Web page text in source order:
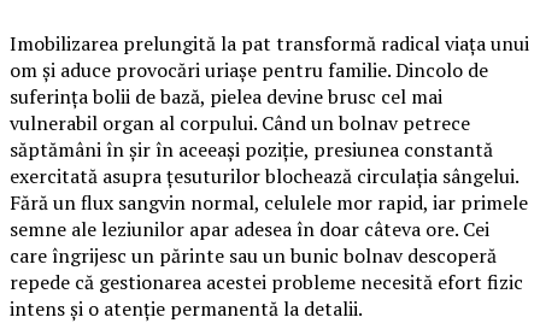
Imobilizarea prelungită la pat transformă radical viața unui
om și aduce provocări uriașe pentru familie. Dincolo de
suferința bolii de bază, pielea devine brusc cel mai
vulnerabil organ al corpului. Când un bolnav petrece
săptămâni în șir în aceeași poziție, presiunea constantă
exercitată asupra țesuturilor blochează circulația sângelui.
Fără un flux sangvin normal, celulele mor rapid, iar primele
semne ale leziunilor apar adesea în doar câteva ore. Cei
care îngrijesc un părinte sau un bunic bolnav descoperă
repede că gestionarea acestei probleme necesită efort fizic
intens și o atenție permanentă la detalii.